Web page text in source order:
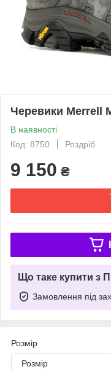
Черевики Merrell
В наявності
Код: 8750
Роздріб
9 150 ₴
Що таке купити з
Замовлення під
Розмір
Розмір